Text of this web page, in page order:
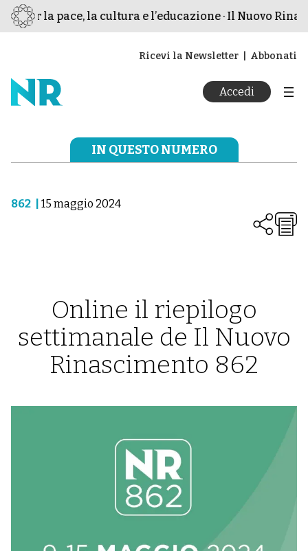
per la pace, la cultura e l’educazione · Il Nuovo
Ricevi la Newsletter Abbonati
Accedi
IN QUESTO NUMERO
862 15 maggio 2024
Online il riepilogo
settimanale de Il Nuovo
Rinascimento 862